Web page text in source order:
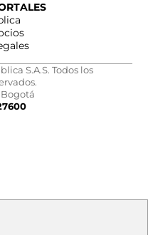
S.A.S. Todos los
Bogotá